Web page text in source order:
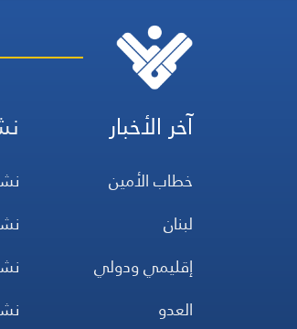
آخر الأخبار
خطاب الأمين
لبنان
إقليمي ودولي
العدو